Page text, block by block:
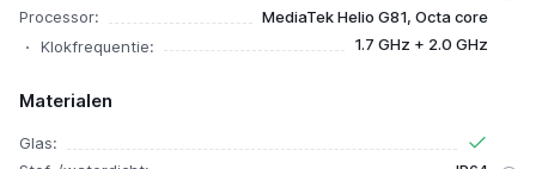
Processor:
MediaTek Helio G81, Octa core
Klokfrequentie:
1.7 GHz + 2.0 GHz
Materialen
Glas: